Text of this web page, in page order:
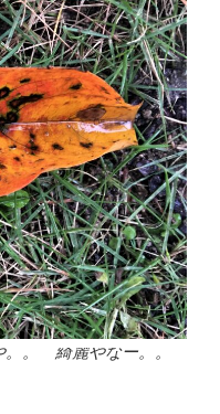
。。 綺麗やなー。。